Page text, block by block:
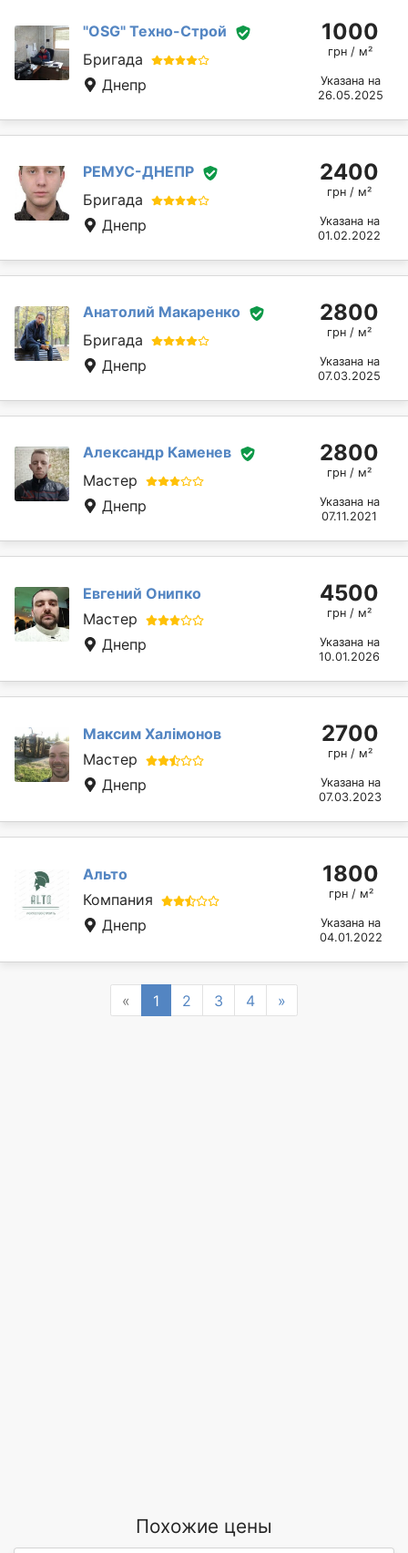
"OSG" Техно-Строй
Бригада
Днепр
1000
грн / м²
Указана на
26.05.2025
РЕМУС-ДНЕПР
Бригада
Днепр
2400
грн / м²
Указана на
01.02.2022
Анатолий Макаренко
Бригада
Днепр
2800
грн / м²
Указана на
07.03.2025
Александр Каменев
Мастер
Днепр
2800
грн / м²
Указана на
07.11.2021
Евгений Онипко
Мастер
Днепр
4500
грн / м²
Указана на
10.01.2026
Максим Халімонов
Мастер
Днепр
2700
грн / м²
Указана на
07.03.2023
Альто
Компания
Днепр
1800
грн / м²
Указана на
04.01.2022
« Previous
1 2 3 4 »
Похожие цены